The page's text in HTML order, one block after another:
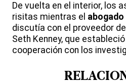
De vuelta en el interior, los
risitas mientras el abogado
discutía con el proveedor de
Seth Kenney, que
cooperación con los